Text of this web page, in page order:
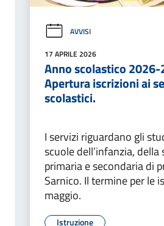
AVVISI
17 APRILE 2026
Anno scolastico
Apertura iscrizioni ai
scolastici.
I servizi riguardano gli
scuole dell’infanzia, della
primaria e secondaria di
Sarnico. Il termine per le
maggio.
Istruzione